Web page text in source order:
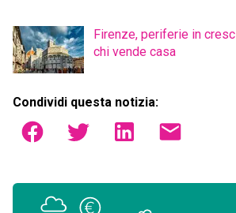
Firenze, periferie in
chi vende casa
Condividi questa notizia: